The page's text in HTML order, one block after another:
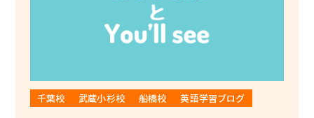
千葉校 武蔵小杉校 船橋校 英語学習ブログ